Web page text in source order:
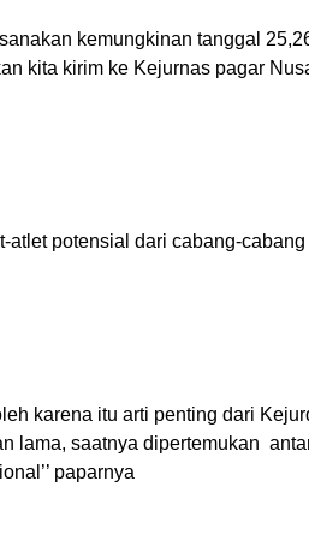
kemungkinan tanggal
kita kirim ke Kejurnas pagar
atlet potensial dari cabang-cabang
karena itu arti penting dari
lama, saatnya dipertemukan
paparnya